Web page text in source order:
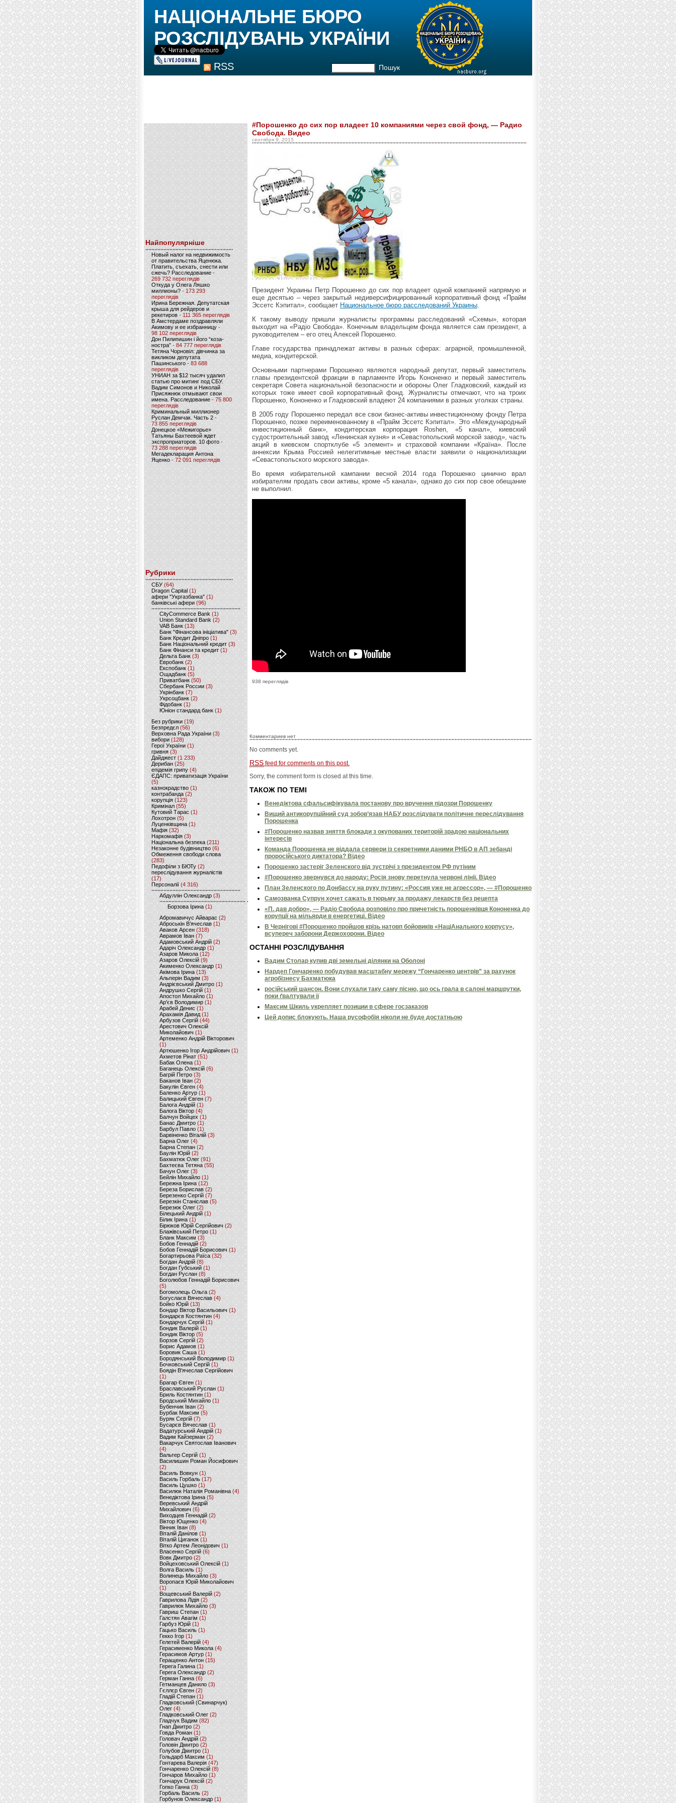
RSS Пошук
НАЦІОНАЛЬНЕ БЮРО
РОЗСЛІДУВАНЬ УКРАЇНИ
Найпопулярніше
Новый налог на недвижимость
от правительства Яценюка.
Платить, съехать, снести или
сжечь? Расследование-
269 732 переглядів
Откуда у Олега Ляшко
миллионы? - 173 293
переглядів
Ирина Бережная. Депутатская
крыша для рейдеров и
рекетиров - 111 365 переглядів
В Амстердаме поздравляли
Акимову и ее избранницу -
98 102 переглядів
Дон Пилипишин і його “коза-
ностра” - 84 777 переглядів
Тетяна Чорновіл: дівчинка за
викликом депутата
Пашинського- 83 688
переглядів
УНИАН за $12 тысяч удалил
статью про митинг под СБУ.
Вадим Симонов и Николай
Присяжнюк отмывают свои
имена. Расследование - 75 800
переглядів
Криминальный миллионер
Руслан Демчак. Часть 2-
73 855 переглядів
Донецкое «Межигорье»
Татьяны Бахтеевой ждет
экспроприаторов. 10 фото -
73 288 переглядів
Мегадекларация Антона
Яценко - 72 091 переглядів
Рубрики
CБУ (64)
Dragon Capital (1)
афери "Укргазбанка" (1)
банківські афери (96)
CityCommerce Bank (1)
Union Standard Bank (2)
VAB Банк (13)
Банк "Фінансова ініціатива" (3)
Банк Кредит Дніпро (1)
Банк Національний кредит (3)
Банк Фінанси та кредит (1)
Дельта Банк (3)
Евробанк(2)
Експобанк (1)
Ощадбанк(5)
Приватбанк (50)
Сбербанк России (3)
Укрінбанк(7)
Укрсоцбанк (2)
Фідобанк (1)
Юніон стандард банк(1)
Без рубрики (19)
Безпредєл(56)
Верховна Рада України (3)
вибори(128)
Герої України(1)
гривня (3)
Дайджест (1 233)
Дерибан (25)
епідемія грипу (4)
ЄДАПС: приватизація України
(5)
казнокрадство (1)
контрабанда (2)
корупція (123)
Кримінал (55)
Кутовий Тарас (1)
Лохотрон(5)
Луценківщина (1)
Мафія (32)
Наркомафія (3)
Національна безпека (211)
Незаконне будівництво(6)
Обмеження свободи слова
(283)
Педофіли з БЮТу (2)
переслідування журналістів
(17)
Персоналії (4 316)
Абдуллін Олександр (3)
Борзова Ірина(1)
Абромавичус Айварас (2)
Аброськін В’ячеслав(1)
Аваков Арсен (318)
Аврамов Іван (7)
Адамовський Андрій(2)
Адаріч Олександр (1)
Азаров Микола (12)
Азаров Олексій (9)
Акименко Олександр(1)
Акімова Ірина(13)
Альперін Вадим (3)
Андрієвський Дмитро(1)
Андрушко Сергій(1)
Апостол Михайло(1)
Ар'єв Володимир (1)
Арабей Денис(1)
Арахамія Давид (1)
Арбузов Сергій (44)
Арестович Олексій
Миколайович(1)
Артеменко Андрій Вікторович
(1)
Артюшенко Ігор Андрійович(1)
Ахметов Рінат(51)
Бабак Олена(1)
Баганець Олексій(6)
Багрій Петро (3)
Баканов Іван(2)
Бакулін Євген (4)
Баленко Артур(1)
Балицький Євген(7)
Балога Андрій (1)
Балога Віктор (4)
Балчун Войцех (1)
Банас Дмитро (1)
Барбул Павло(1)
Барвіненко Віталій(3)
Барна Олег (4)
Барна Степан (2)
Баулін Юрій (2)
Бахматюк Олег (91)
Бахтеєва Тетяна(55)
Бачун Олег (3)
Бейлін Михайло (1)
Бережна Ірина(12)
Береза Борислав(2)
Березенко Сергій (7)
Березкін Станіслав (5)
Березюк Олег(2)
Білецький Андрій (1)
Білик Ірина (1)
Бірюков Юрій Сергійович (2)
Блажівський Петро (1)
Бланк Максим(3)
Бобов Геннадій (2)
Бобов Геннадій Борисович (1)
Богартирьова Раїса (32)
Богдан Андрій(8)
Богдан Губський (1)
Богдан Руслан(8)
Боголюбов Геннадій Борисович
(5)
Богомолець Ольга (2)
Богуслаєв Вячеслав (4)
Бойко Юрій (13)
Бондар Віктор Васильович (1)
Бондарєв Костянтин (4)
Бондарчук Сергій(1)
Бондик Валерій (1)
Бондик Віктор(5)
Борзов Сергiй (2)
Борис Адамов(1)
Боровик Саша (1)
Бородянський Володимир (1)
Бочковський Сергій (1)
Боядін В'ячеслав Сергійович
(1)
Брагар Євген (1)
Браславський Руслан (1)
Бриль Костянтин (1)
Бродський Михайло (1)
Бубенчик Іван(2)
Бурбак Максим (5)
Буряк Сергій (7)
Бусарєв Вячеслав (1)
Вадатурський Андрій (1)
Вадим Кайзерман (2)
Вакарчук Святослав Іванович
(4)
Вальтер Сергій (1)
Василишин Роман Йосифович
(2)
Василь Вовкун (1)
Василь Горбаль (17)
Василь Цушко (1)
Василюк Наталія Романівна (4)
Венедіктова Ірина(5)
Веревський Андрій
Михайлович (6)
Виходцев Геннадій (2)
Віктор Ющенко (4)
Вінник Іван (8)
Віталій Данілов (1)
Віталій Циганок (1)
Вітко Артем Леонідович(1)
Власенко Сергій (6)
Вовк Дмитро(2)
Войцеховський Олексій(1)
Волга Василь (1)
Волинець Михайло (3)
Воропаєв Юрій Миколайович
(1)
Вощевський Валерій(2)
Гаврилова Лідія (2)
Гаврилюк Михайло (3)
Гавриш Степан (1)
Галстян Авагім (1)
Гарбуз Юрій (1)
Гацько Василь (1)
Гекко Ігор(1)
Гелетей Валерій (4)
Герасименко Микола (4)
Герасимов Артур (1)
Геращенко Антон(15)
Герега Галина (1)
Герега Олександр (2)
Герман Ганна (6)
Гетманцев Данило (3)
Гєллєр Євген (2)
Гладій Степан(1)
Гладковський (Свинарчук)
Олег (4)
Гладковський Олег (2)
Гладчук Вадим (82)
Гнап Дмитро (2)
Говда Роман(1)
Головач Андрій (2)
Головін Дмитро (2)
Голубов Дмитро (1)
Гольдарб Максим(1)
Гонтарева Валерія (47)
Гончаренко Олексій(8)
Гончаров Михайло (1)
Гончарук Олексій (2)
Гопко Ганна (3)
Горбаль Василь (2)
Горбунов Олександр (1)
#Порошенко до сих пор владеет 10 компаниями через свой фонд, — Радио
Свобода. Видео
сентября 9, 2015
Президент Украины Петр Порошенко до сих пор владеет одной компанией напрямую и
еще десятью – через закрытый недиверсифицированный корпоративный фонд «Прайм
Эссетс Кэпитал», сообщает Национальное бюро расследований Украины.
К такому выводу пришли журналисты программы расследований «Схемы», которая
выходит на «Радіо Свобода». Конечным владельцем фонда является сам президент, а
руководителем – его отец Алексей Порошенко.
Главе государства принадлежат активы в разных сферах: аграрной, промышленной,
медиа, кондитерской.
Основными партнерами Порошенко являются народный депутат, первый заместитель
главы президентской фракции в парламенте Игорь Кононенко и первый заместитель
секретаря Совета национальной безопасности и обороны Олег Гладковский, каждый из
которых тоже имеет свой корпоративный фонд. Журналисты отмечают, что на троих
Порошенко, Кононенко и Гладковский владеют 24 компаниями в разных уголках страны.
В 2005 году Порошенко передал все свои бизнес-активы инвестиционному фонду Петра
Порошенко, позже переименованному в «Прайм Эссетс Кэпитал». Это «Международный
инвестиционный банк», кондитерская корпорация Roshen, «5 канал», киевский
судостроительный завод «Ленинская кузня» и «Севастопольский морской завод», часть
акций в киевском спортклубе «5 элемент» и страховой компании «Країна». После
аннексии Крыма Россией нелегитимные местные власти заявили о национализации
«Севастопольского морского завода».
Во время избирательной кампании весной 2014 года Порошенко цинично врал
избирателям продать свои активы, кроме «5 канала», однако до сих пор свое обещание
не выполнил.
938 переглядів
Комментариев нет
No comments yet.
RSS feed for comments on this post.
Sorry, the comment form is closed at this time.
ТАКОЖ ПО ТЕМІ
Венедіктова сфальсифікувала постанову про вручення підозри Порошенку
Вищий антикорупційний суд зобов’язав НАБУ розслідувати політичне переслідування
Порошенка
#Порошенко назвав зняття блокади з окупованих територій зрадою національних
інтересів
Команда Порошенка не віддала сервери із секретними даними РНБО в АП зебанді
проросійського диктатора? Відео
Порошенко застеріг Зеленского від зустрічі з президентом РФ путіним
#Порошенко звернувся до народу: Росія знову перетнула червоні лінії. Відео
План Зеленского по Донбассу на руку путину: «Россия уже не агрессор», — #Порошенко
Самозванка Супрун хочет сажать в тюрьму за продажу лекарств без рецепта
«П. дав добро», — Радіо Свобода розповіло про причетність порошенківця Кононенка до
корупції на мільярди в енергетиці. Відео
В Чернігові #Порошенко пройшов крізь натовп бойовиків «НаціАнального корпусу»,
всупереч заборони Держохорони. Відео
ОСТАННІ РОЗСЛІДУВАННЯ
Вадим Столар купив дві земельні ділянки на Оболоні
Нардеп Гончаренко побудував масштабну мережу “Гончаренко центрів” за рахунок
агробізнесу Бахматюка
російський шансон. Вони слухали таку саму пісню, що ось грала в салоні маршрутки,
поки ґвалтували її
Максим Шкиль укрепляет позиции в сфере госзаказов
Цей допис блокують. Наша русофобія ніколи не буде достатньою